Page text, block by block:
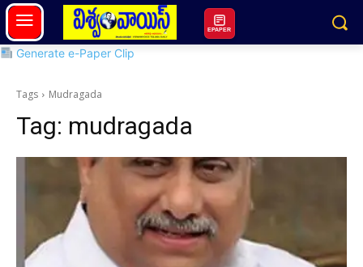
EPAPER
Generate e-Paper Clip
Tags Mudragada
Tag: mudragada